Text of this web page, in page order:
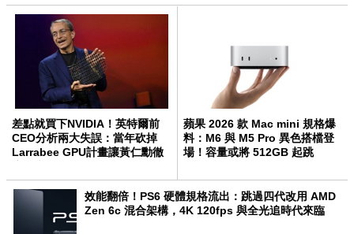
差點就買下NVIDIA！英特爾前
CEO分析兩大失誤：當年砍掉
Larrabee GPU計畫讓黃仁勳徹
蘋果 2026 款 Mac mini 規格爆
料：M6 與 M5 Pro 異色搭檔登
場！容量或將 512GB 起跳
效能翻倍！PS6 硬體規格流出：跳過四代改用 AMD
Zen 6c 混合架構，4K 120fps 與全光追時代來臨